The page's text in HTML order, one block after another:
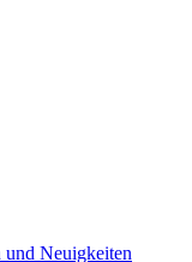
Neuigkeiten